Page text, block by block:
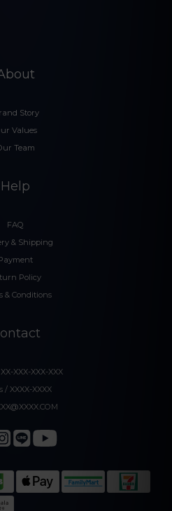
Story
Values
Team
Help
FAQ
& Shipping
Policy
& Conditions
XXX-XXX-XXX
/ XXXX-XXXX